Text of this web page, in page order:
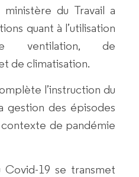
du Travail a
quant à l’utilisation
ventilation, de
de climatisation.
l’instruction du
gestion des épisodes
de pandémie
Covid-19 se transmet